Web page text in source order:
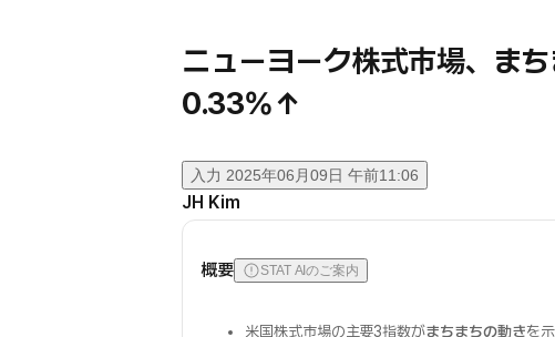
ニューヨーク株式市場、ま
0.33%↑
入力 2025年06月09日 午前11:06
JH Kim
概要 STAT AIのご案内
米国株式市場の主要3指数がまちまちの動きを